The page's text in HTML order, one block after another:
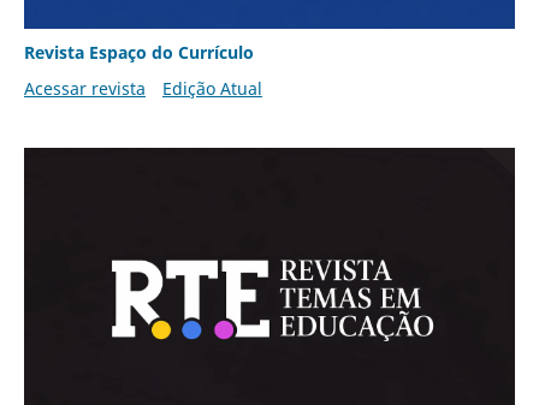
Revista Espaço do Currículo
Acessar revista
Edição Atual